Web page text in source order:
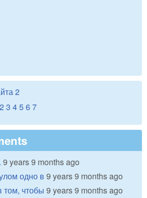
2
2 3 4567
9 years 9 months ago
одно в 9 years 9 months ago
том, чтобы 9 years 9 months ago